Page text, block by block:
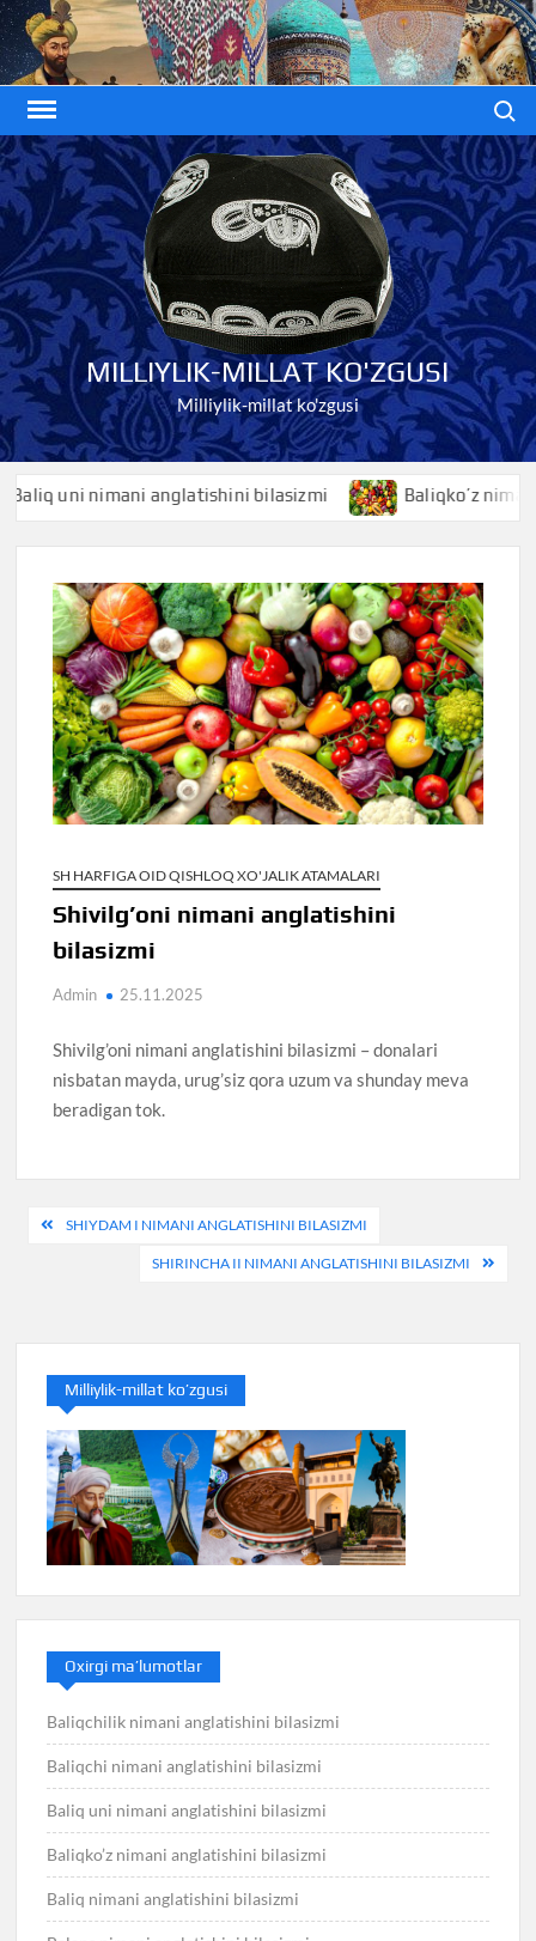
Skip
to
content
MILLIYLIK-MILLAT KO'ZGUSI
Milliylik-millat ko'zgusi
uni nimani anglatishini bilasizmi Baliqko’z nimani
SH HARFIGA OID QISHLOQ XO'JALIK ATAMALARI
Shivilg’oni nimani anglatishini
bilasizmi
Admin 25.11.2025
Shivilg’oni nimani anglatishini bilasizmi – donalari
nisbatan mayda, urug’siz qora uzum va shunday meva
beradigan tok.
PostSHIYDAM I NIMANI ANGLATISHINI BILASIZMI
SHIRINCHA II NIMANI ANGLATISHINI BILASIZMI
Milliylik-millat ko’zgusi
Oxirgi ma’lumotlar
Baliqchilik nimani anglatishini bilasizmi
Baliqchi nimani anglatishini bilasizmi
Baliq uni nimani anglatishini bilasizmi
Baliqko’z nimani anglatishini bilasizmi
Baliq nimani anglatishini bilasizmi